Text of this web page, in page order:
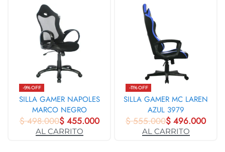
-9% OFF
SILLA GAMER NAPOLES
MARCO NEGRO
BRILLANTE 3966
$498.000$455.000
AL CARRITO
-11% OFF
SILLA GAMER MC LAREN
AZUL 3979
$555.000$ 496.000
AL CARRITO